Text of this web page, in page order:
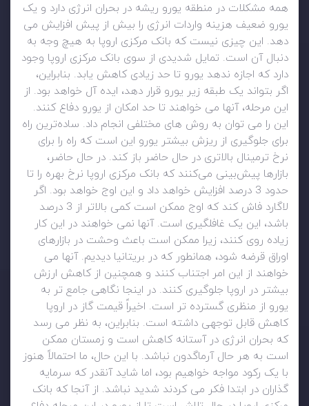
همه مشکلات در منطقه یورو ریشه در بحران انرژی دارد و یک
یورو ضعیف هزینه واردات انرژی را بیش از پیش افزایش می
دهد. این چیزی نیست که بانک مرکزی اروپا به هیچ وجه به
دنبال آن است. تمایل شدیدی از سوی بانک مرکزی اروپا وجود
دارد که اجازه ندهد یورو تا حد زیادی کاهش یابد. بنابراین،
اگر بتواند یک طبقه زیر یورو قرار دهد، ایده آل خواهد بود. از
این مرحله، آنها می خواهند تا حد امکان از یورو دفاع کنند.
این را می توان به روش های مختلفی انجام داد. ساده‌ترین راه
برای جلوگیری از ریزش بیشتر یورو این است که راه را برای
نرخ ترمینال بالاتری در حال حاضر باز کند. در حال حاضر،
بازارها پیش‌بینی می‌کنند که بانک مرکزی اروپا نرخ بهره را تا
حدود 3 درصد افزایش خواهد داد و این اوج خواهد بود. اگر
لاگارد فاش کند که اوج ممکن است کمی بالاتر از 3 درصد
باشد، این یک غافلگیری است. آنها نمی خواهند در این کار
زیاده روی کنند، زیرا ممکن است باعث وحشت در بازارهای
اوراق قرضه شود، همانطور که در بریتانیا دیدیم. آنها می
خواهند از این امر اجتناب کنند و همچنین از کاهش ارزش
بیشتر در اروپا جلوگیری کنند. در اینجا نگاهی جامع تر به
یورو از منظری گسترده تر است. اخیراً قیمت گاز در اروپا
کاهش قابل توجهی داشته است. بنابراین، به نظر می رسد
که بحران انرژی در آستانه کاهش است و زمستان ممکن
است به هر حال آرماگدون نباشد. با این حال، ما احتمالاً هنوز
با یک رکود مواجه خواهیم بود، اما شاید آنقدر که سرمایه
گذاران در ابتدا فکر می کردند شدید نباشد. از آنجا که بانک